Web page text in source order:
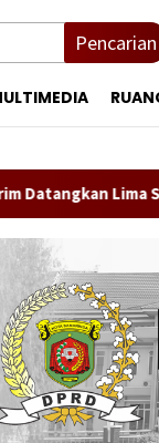
Pencarian
Lima Saksi